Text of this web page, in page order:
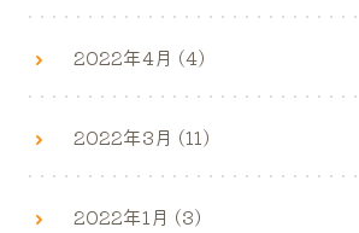
2022年4月 (4)
2022年3月 (11)
2022年1月 (3)